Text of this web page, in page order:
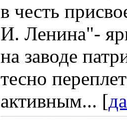
в честь
И. Ленина"-
на заводе
тесно
активным... [